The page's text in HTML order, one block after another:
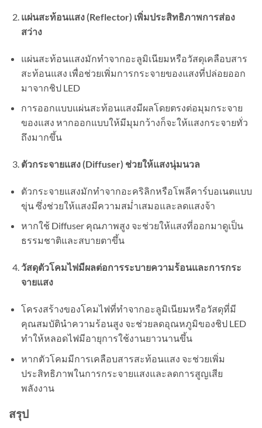
แผ่นสะท้อนแสง (Reflector) เพิ่มประสิทธิภาพการส่อง
สว่าง
แผ่นสะท้อนแสงมักทำจากอะลูมิเนียมหรือวัสดุเคลือบสาร
สะท้อนแสง เพื่อช่วยเพิ่มการกระจายของแสงที่ปล่อยออก
มาจากชิป LED
การออกแบบแผ่นสะท้อนแสงมีผลโดยตรงต่อมุมกระจาย
ของแสง หากออกแบบให้มีมุมกว้างก็จะให้แสงกระจายทั่ว
ถึงมากขึ้น
ตัวกระจายแสง (Diffuser) ช่วยให้แสงนุ่มนวล
ตัวกระจายแสงมักทำจากอะคริลิกหรือโพลีคาร์บอเนตแบบ
ขุ่น ซึ่งช่วยให้แสงมีความสม่ำเสมอและลดแสงจ้า
หากใช้ Diffuser คุณภาพสูง จะช่วยให้แสงที่ออกมาดูเป็น
ธรรมชาติและสบายตาขึ้น
วัสดุตัวโคมไฟมีผลต่อการระบายความร้อนและการกระ
จายแสง
โครงสร้างของโคมไฟที่ทำจากอะลูมิเนียมหรือวัสดุที่มี
คุณสมบัตินำความร้อนสูง จะช่วยลดอุณหภูมิของชิป LED
ทำให้หลอดไฟมีอายุการใช้งานยาวนานขึ้น
หากตัวโคมมีการเคลือบสารสะท้อนแสง จะช่วยเพิ่ม
ประสิทธิภาพในการกระจายแสงและลดการสูญเสีย
พลังงาน
สรุป